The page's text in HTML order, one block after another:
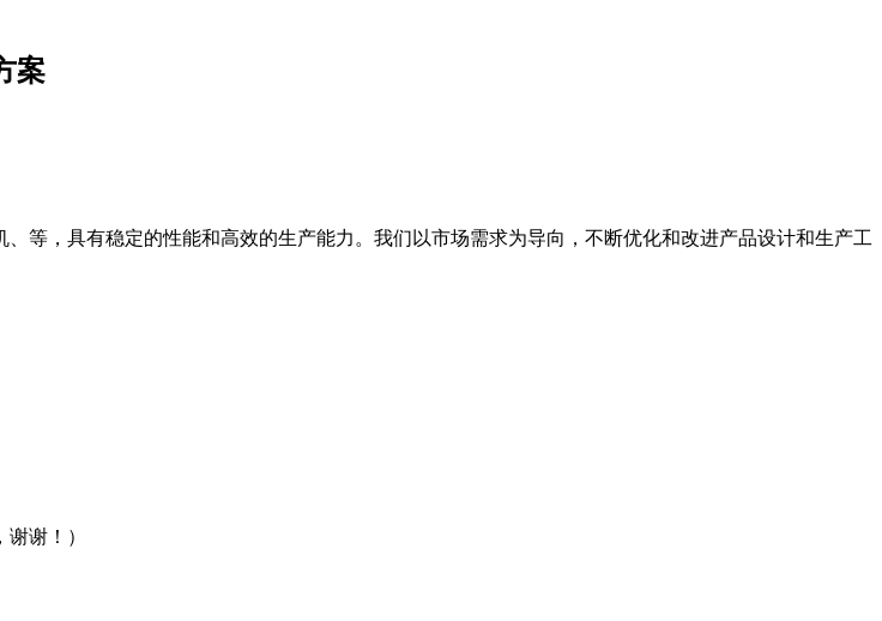
案
等，具有稳定的性能和高效的生产能力。我们以市场需求为导向，不断优化和改进产品设计和生产工
谢！）